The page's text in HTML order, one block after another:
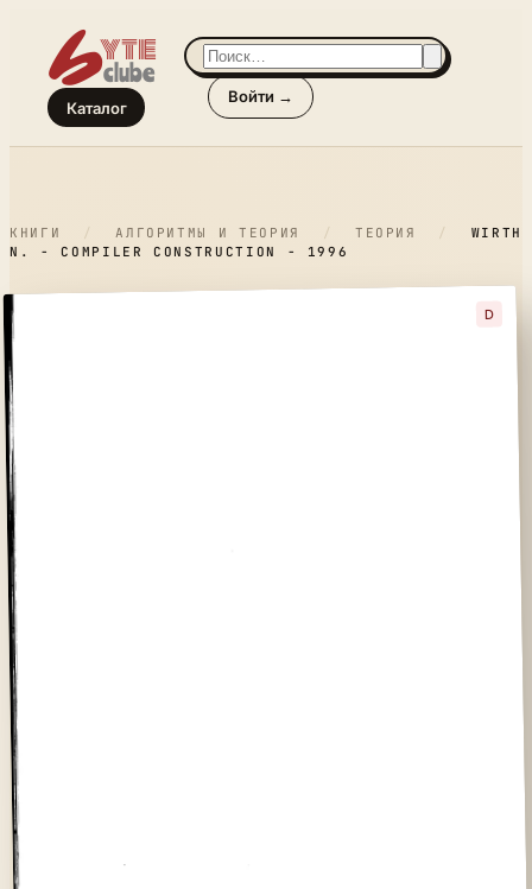
Каталог
Войти →
КНИГИ / АЛГОРИТМЫ И ТЕОРИЯ / ТЕОРИЯ /
WIRTH
N. - COMPILER CONSTRUCTION - 1996
D